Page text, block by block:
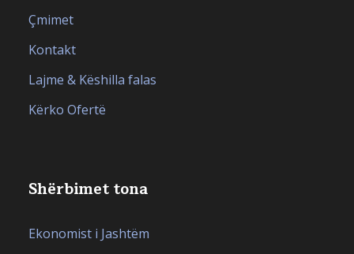
Çmimet
Kontakt
Lajme & Këshilla falas
Kërko Ofertë
Shërbimet tona
Ekonomist i Jashtëm